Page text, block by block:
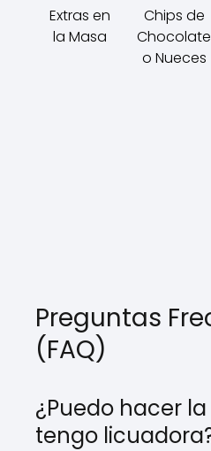
Extras en
la Masa
Chips de
Chocolate
o Nueces
Preguntas
(FAQ)
¿Puedo hacer
tengo